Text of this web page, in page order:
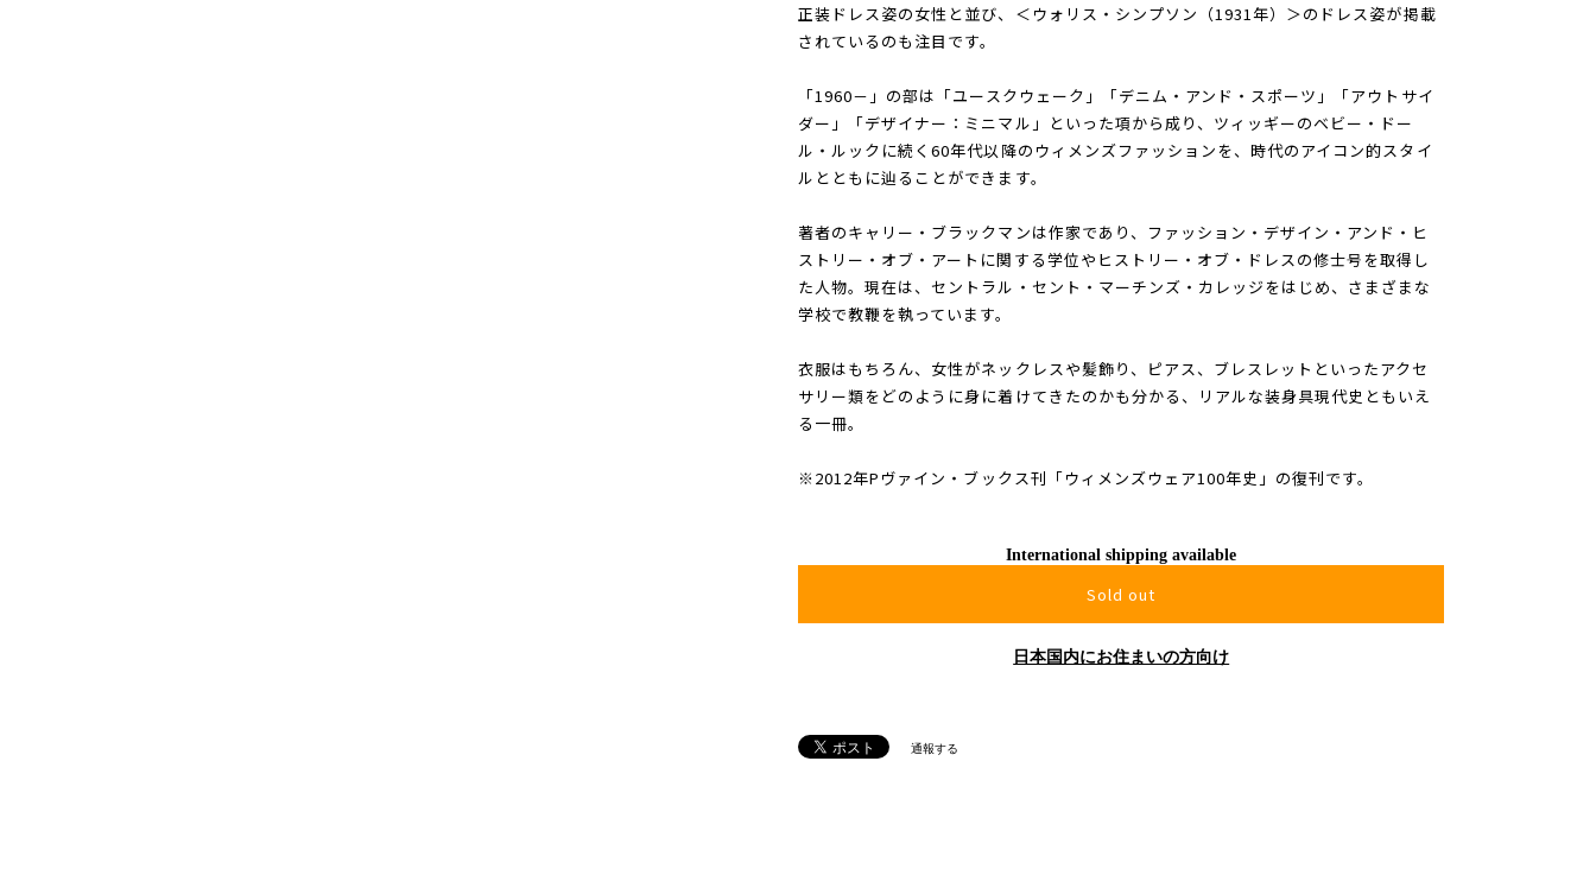
正装ドレス姿の女性と並び、＜ウォリス・シンプソン（1931年）＞のドレス姿が掲載
されているのも注目です。
「1960－」の部は「ユースクウェーク」「デニム・アンド・スポーツ」「アウトサイ
ダー」「デザイナー：ミニマル」といった項から成り、ツィッギーのベビー・ドー
ル・ルックに続く60年代以降のウィメンズファッションを、時代のアイコン的スタイ
ルとともに辿ることができます。
著者のキャリー・ブラックマンは作家であり、ファッション・デザイン・アンド・ヒ
ストリー・オブ・アートに関する学位やヒストリー・オブ・ドレスの修士号を取得し
た人物。現在は、セントラル・セント・マーチンズ・カレッジをはじめ、さまざまな
学校で教鞭を執っています。
衣服はもちろん、女性がネックレスや髪飾り、ピアス、ブレスレットといったアクセ
サリー類をどのように身に着けてきたのかも分かる、リアルな装身具現代史ともいえ
る一冊。
※2012年Pヴァイン・ブックス刊「ウィメンズウェア100年史」の復刊です。
International shipping available
Sold out
日本国内にお住まいの方向け
通報する